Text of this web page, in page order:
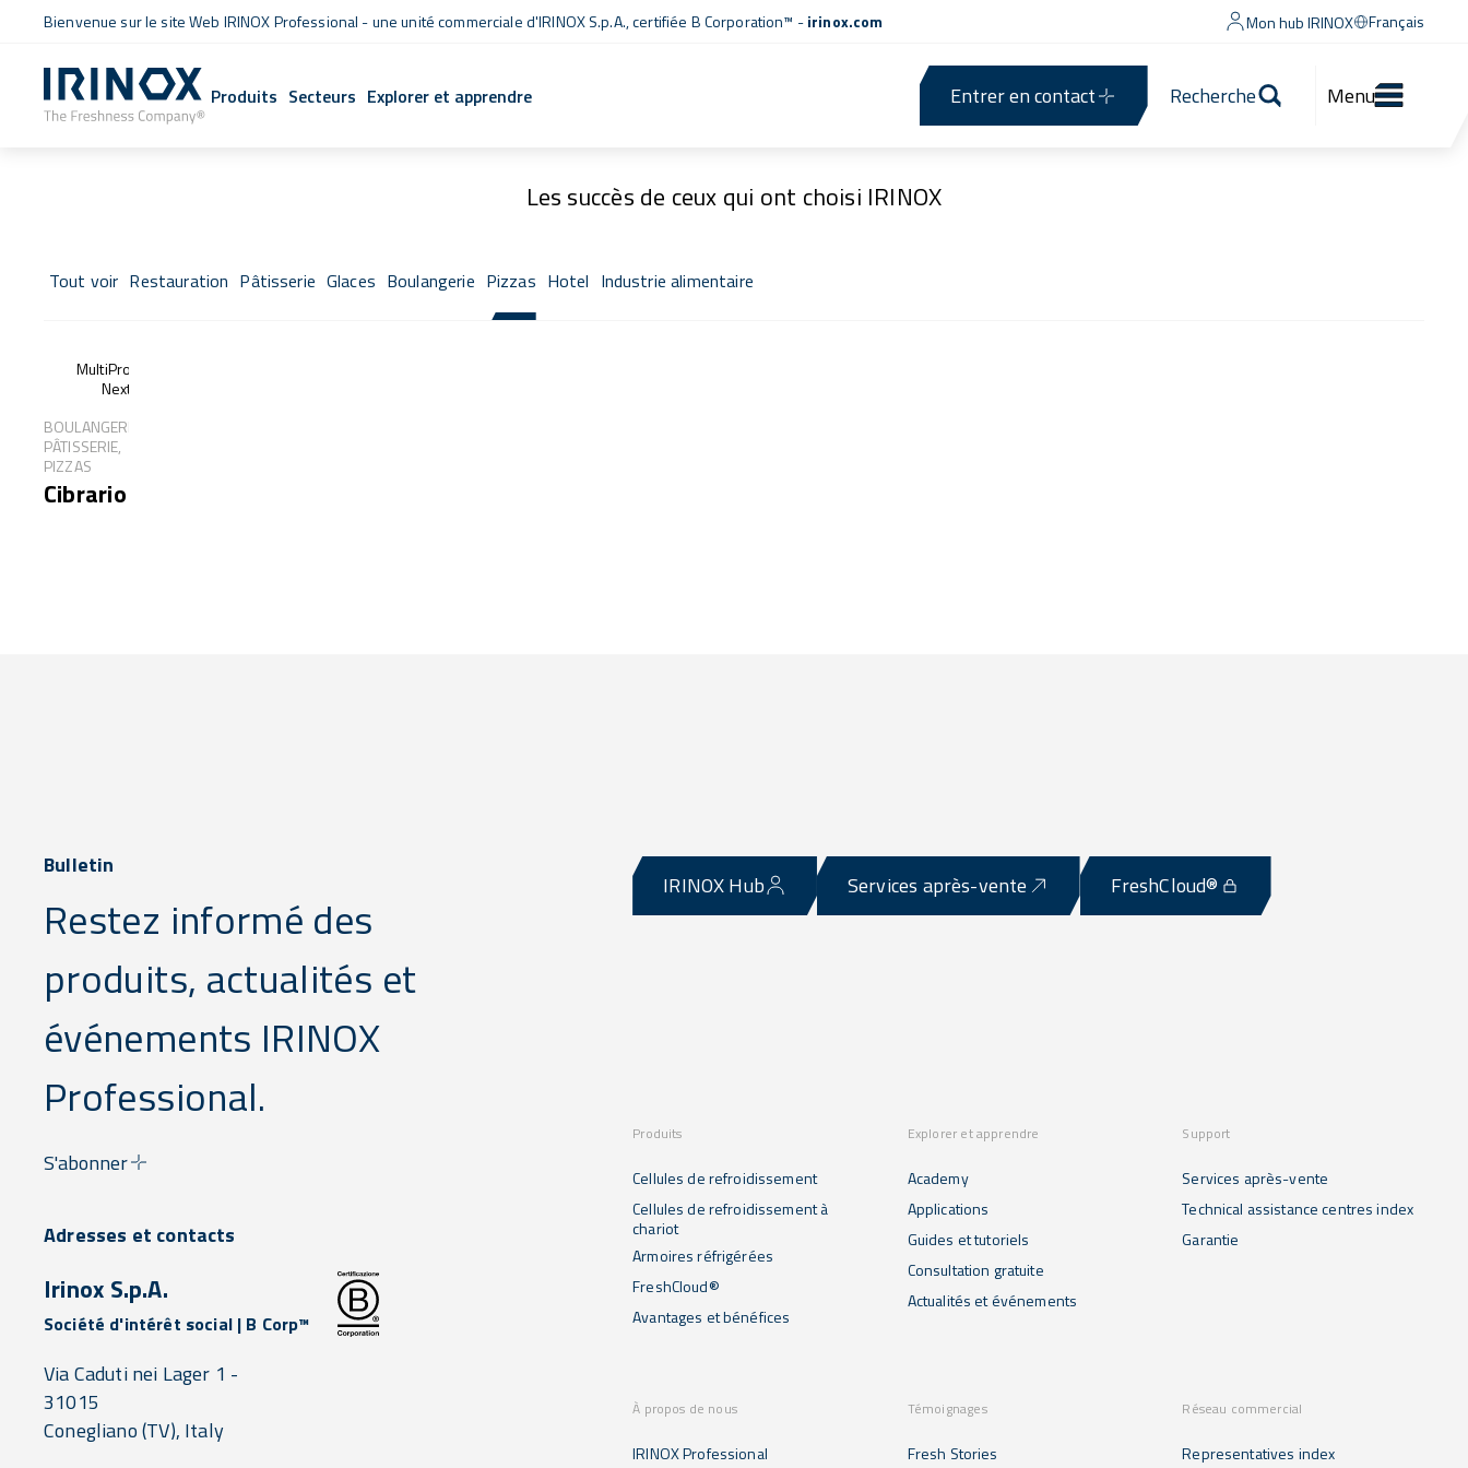
Bienvenue sur le site Web IRINOX Professional - une unité commerciale d'IRINOX S.p.A.,certifiée B Corporation™ -irinox.com Mon hub IRINOX Français
Produits Secteurs Explorer et apprendre Entrer en contact Recherche Menu
Les succès de ceux qui ont choisi IRINOX
Tout voir Restauration Pâtisserie Glaces Boulangerie Pizzas Hotel Industrie alimentaire
MultiProof®
Next
BOULANGERIE,
PÂTISSERIE,
PIZZAS
Cibrario
Bulletin
Restez informé des
produits, actualités et
événements IRINOX
Professional.
S'abonner
IRINOX Hub Services après-vente FreshCloud®
Produits
Cellules de refroidissement
Cellules de refroidissement à
chariot
Armoires réfrigérées
FreshCloud®
Avantages et bénéfices
Explorer et apprendre
Academy
Applications
Guides et tutoriels
Consultation gratuite
Actualités et événements
Support
Services après-vente
Technical assistance centres index
Garantie
À propos de nous
IRINOX Professional
Témoignages
Fresh Stories
Réseau commercial
Representatives index
Adresses et contacts
Irinox S.p.A.
Société d'intérêt social | B Corp™
Via Caduti nei Lager 1 -
31015
Conegliano(TV), Italy